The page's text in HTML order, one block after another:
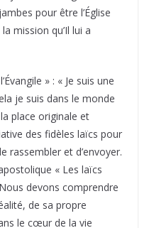
pour être l’Église
mission qu’Il lui a
» : « Je suis une
je suis dans le monde
place originale et
des fidèles laïcs pour
rassembler et d’envoyer.
« Les laïcs
devons comprendre
de sa propre
le cœur de la vie